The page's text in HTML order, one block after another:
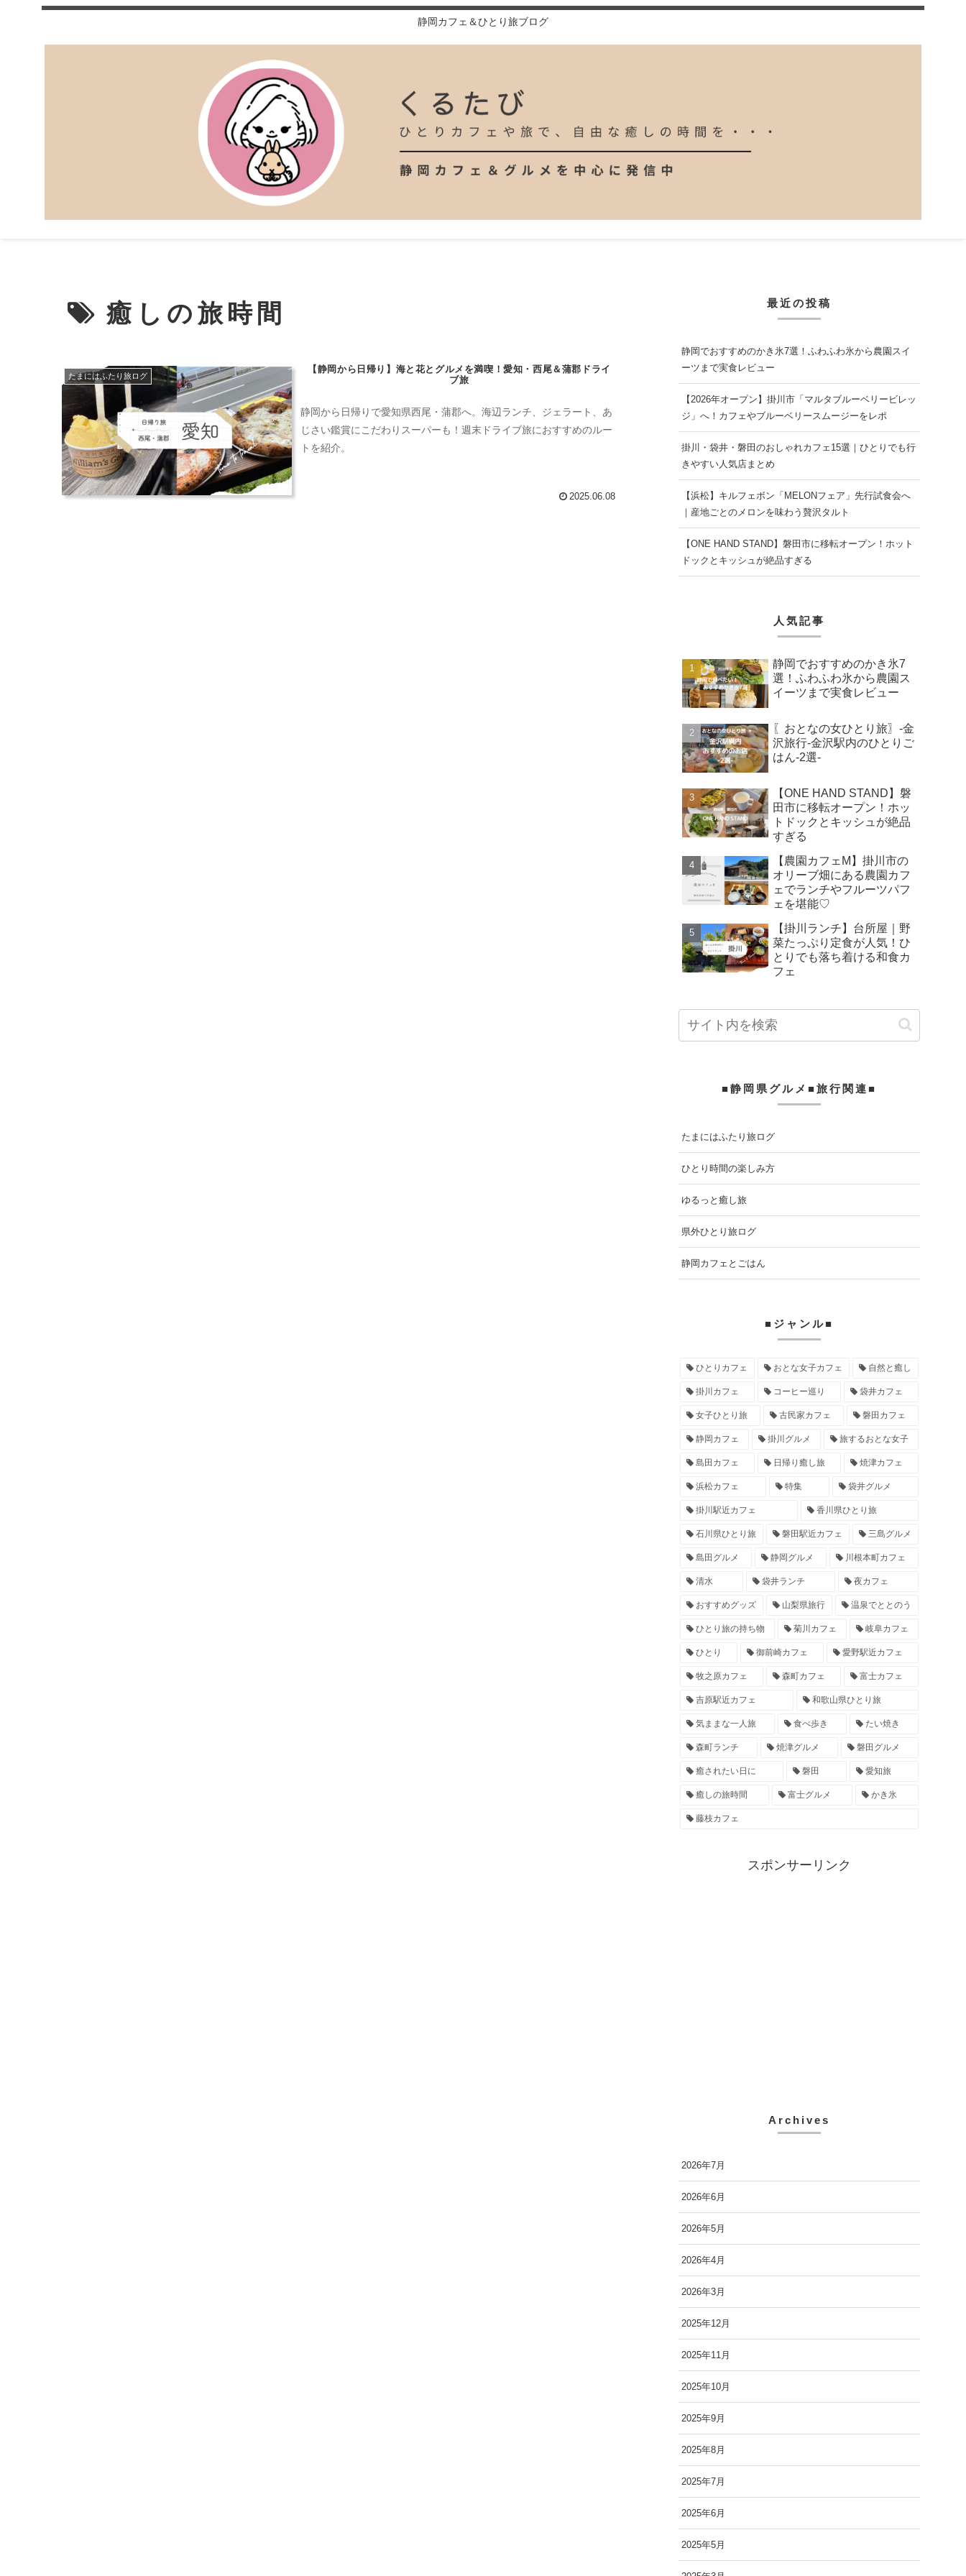
静岡カフェ＆ひとり旅ブログ
癒しの旅時間
たまにはふたり旅ログ
【静岡から日帰り】海と花とグルメを満喫！愛知・西尾＆蒲郡ドライ
ブ旅
静岡から日帰りで愛知県西尾・蒲郡へ。海辺ランチ、ジェラート、あ
じさい鑑賞にこだわりスーパーも！週末ドライブ旅におすすめのルー
トを紹介。
2025.06.08
最近の投稿
静岡でおすすめのかき氷7選！ふわふわ氷から農園スイ
ーツまで実食レビュー
【2026年オープン】掛川市「マルタブルーベリービレッ
ジ」へ！カフェやブルーベリースムージーをレポ
掛川・袋井・磐田のおしゃれカフェ15選｜ひとりでも行
きやすい人気店まとめ
【浜松】キルフェボン「MELONフェア」先行試食会へ
｜産地ごとのメロンを味わう贅沢タルト
【ONE HAND STAND】磐田市に移転オープン！ホット
ドックとキッシュが絶品すぎる
人気記事
静岡でおすすめのかき氷7
選！ふわふわ氷から農園ス
イーツまで実食レビュー
〖おとなの女ひとり旅〗-金
沢旅行-金沢駅内のひとりご
はん-2選-
【ONE HAND STAND】磐
田市に移転オープン！ホッ
トドックとキッシュが絶品
すぎる
【農園カフェM】掛川市の
オリーブ畑にある農園カフ
ェでランチやフルーツパフ
ェを堪能♡
【掛川ランチ】台所屋｜野
菜たっぷり定食が人気！ひ
とりでも落ち着ける和食カ
フェ
■静岡県グルメ■旅行関連■
たまにはふたり旅ログ
ひとり時間の楽しみ方
ゆるっと癒し旅
県外ひとり旅ログ
静岡カフェとごはん
■ジャンル■
ひとりカフェ おとな女子カフェ 自然と癒し
掛川カフェ コーヒー巡り 袋井カフェ
女子ひとり旅 古民家カフェ 磐田カフェ
静岡カフェ 掛川グルメ 旅するおとな女子
島田カフェ 日帰り癒し旅 焼津カフェ
浜松カフェ 特集 袋井グルメ
掛川駅近カフェ 香川県ひとり旅
石川県ひとり旅 磐田駅近カフェ 三島グルメ
島田グルメ 静岡グルメ 川根本町カフェ
清水 袋井ランチ 夜カフェ
おすすめグッズ 山梨県旅行 温泉でととのう
ひとり旅の持ち物 菊川カフェ 岐阜カフェ
ひとり 御前崎カフェ 愛野駅近カフェ
牧之原カフェ 森町カフェ 富士カフェ
吉原駅近カフェ 和歌山県ひとり旅
気ままな一人旅 食べ歩き たい焼き
森町ランチ 焼津グルメ 磐田グルメ
癒されたい日に 磐田 愛知旅
癒しの旅時間 富士グルメ かき氷
藤枝カフェ
スポンサーリンク
Archives
2026年7月
2026年6月
2026年5月
2026年4月
2026年3月
2025年12月
2025年11月
2025年10月
2025年9月
2025年8月
2025年7月
2025年6月
2025年5月